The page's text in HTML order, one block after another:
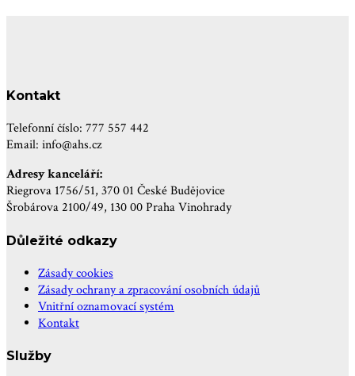
Kontakt
Telefonní číslo: 777 557 442
Email: info@ahs.cz
Adresy kanceláří:
Riegrova 1756/51, 370 01 České Budějovice
Šrobárova 2100/49, 130 00 Praha Vinohrady
Důležité odkazy
Zásady cookies
Zásady ochrany a zpracování osobních údajů
Vnitřní oznamovací systém
Kontakt
Služby